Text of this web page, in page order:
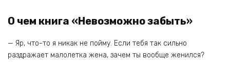
О чем книга «Невозможно забыть»
— Яр, что-то я никак не пойму. Если тебя так сильно
раздражает малолетка жена, зачем ты вообще женился?